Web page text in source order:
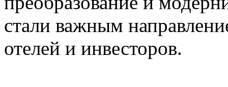
стали важным
отелей и инвесторов.